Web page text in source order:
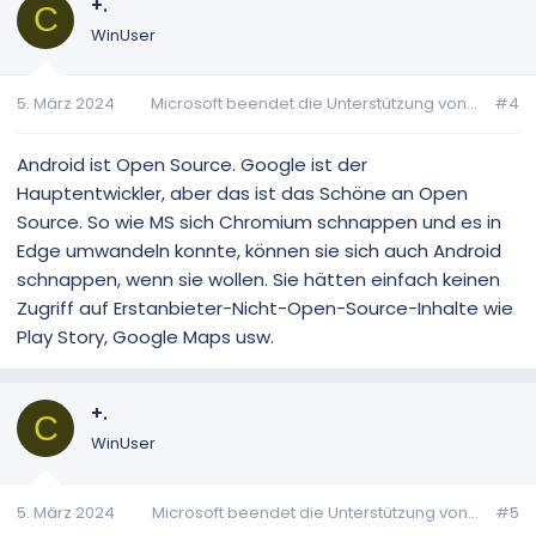
C +.
WinUser
5. März 2024 Microsoft beendet die Unterstützung von... #4
Android ist Open Source. Google ist der
Hauptentwickler, aber das ist das Schöne an Open
Source. So wie MS sich Chromium schnappen und es in
Edge umwandeln konnte, können sie sich auch Android
schnappen, wenn sie wollen. Sie hätten einfach keinen
Zugriff auf Erstanbieter-Nicht-Open-Source-Inhalte wie
Play Story, Google Maps usw.
C +.
WinUser
5. März 2024 Microsoft beendet die Unterstützung von... #5